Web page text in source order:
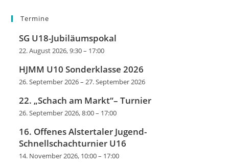
Termine
SG U18-Jubiläumspokal
22. August 2026, 9:30– 17:00
HJMM U10 Sonderklasse 2026
26. September 2026–27. September 2026
22. „Schach am Markt“– Turnier
26. September 2026, 8:00– 17:00
16. Offenes Alstertaler Jugend-
Schnellschachturnier U16
14. November 2026, 10:00– 17:00